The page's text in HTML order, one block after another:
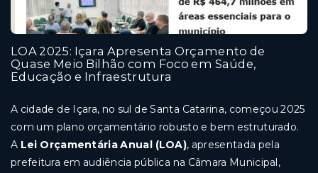
LOA 2025: Içara Apresenta Orçamento de
Quase Meio Bilhão com Foco em Saúde,
Educação e Infraestrutura
A cidade de Içara, no sul de Santa Catarina, começou 2025
com um plano orçamentário robusto e bem estruturado.
A Lei Orçamentária Anual (LOA), apresentada pela
prefeitura em audiência pública na Câmara Municipal,